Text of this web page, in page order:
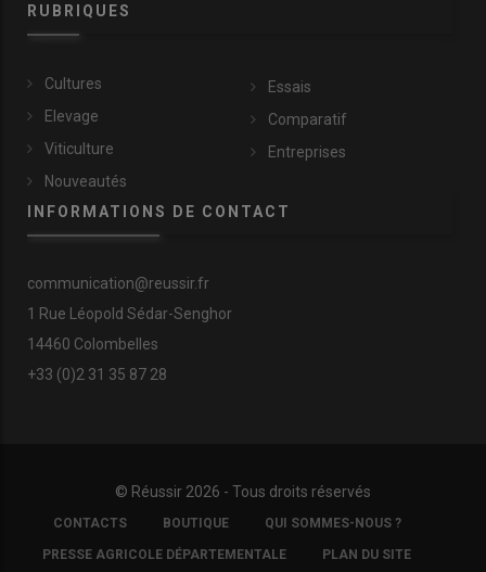
RUBRIQUES
Cultures
Elevage
Viticulture
Nouveautés
Essais
Comparatif
Entreprises
INFORMATIONS DE CONTACT
communication@reussir.fr
1 Rue Léopold Sédar-Senghor
14460 Colombelles
+33 (0)2 31 35 87 28
© Réussir 2026 - Tous droits réservés
FOOTER
COPYRIGHT
CONTACTS BOUTIQUE QUI SOMMES-NOUS ?
PRESSE AGRICOLE DÉPARTEMENTALE PLAN DU SITE